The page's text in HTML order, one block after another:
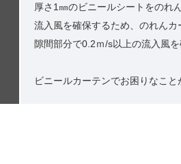
厚さ1㎜のビニールシートをのれ
流入風を確保するため、のれんカ
隙間部分で0.2ｍ/s以上の流入風を
ビニールカーテンでお困りなこ